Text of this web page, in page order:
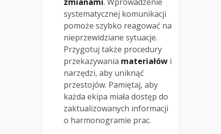
systematycznej komunikacji
pomoże szybko reagować na
nieprzewidziane sytuacje.
Przygotuj także procedury
przekazywania materiałów i
narzędzi, aby uniknąć
przestojów. Pamiętaj, aby
każda ekipa miała dostęp do
zaktualizowanych informacji
o harmonogramie prac.